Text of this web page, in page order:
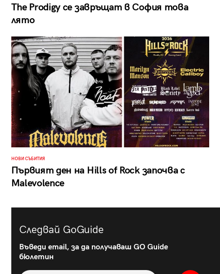
The Prodigy се завръщат в София това
лято
НОВИ СЪБИТИЯ
Първият ден на Hills of Rock започва с
Malevolence
Следвай GoGuide
Въведи email, за да получаваш GO Guide
бюлетин